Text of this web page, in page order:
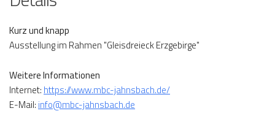
Kurz und knapp
Ausstellung im Rahmen "Gleisdreieck Erzgebirge"
Weitere Informationen
Internet: https://www.mbc-jahnsbach.de/
E-Mail: info@mbc-jahnsbach.de